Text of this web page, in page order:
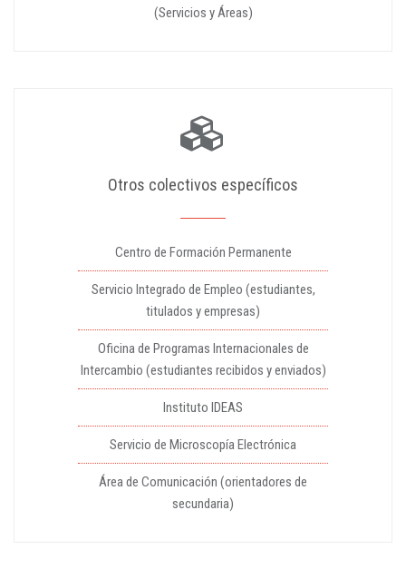
(Servicios y Áreas)
Otros colectivos específicos
Centro de Formación Permanente
Servicio Integrado de Empleo (estudiantes,
titulados y empresas)
Oficina de Programas Internacionales de
Intercambio (estudiantes recibidos y enviados)
Instituto IDEAS
Servicio de Microscopía Electrónica
Área de Comunicación (orientadores de
secundaria)